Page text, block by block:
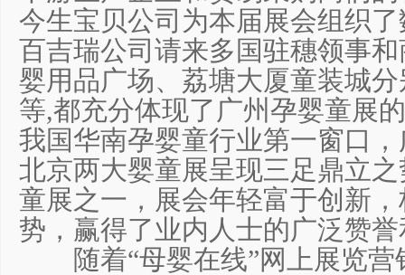
今生宝贝公司为本届展会组织
百吉瑞公司请来多国驻穗领事
婴用品广场、荔塘大厦童装城
等,都充分体现了广州孕婴童展
我国华南孕婴童行业第一窗口
北京两大婴童展呈现三足鼎立
童展之一，展会年轻富于创新
势，赢得了业内人士的广泛赞
随着“母婴在线”网上展览营